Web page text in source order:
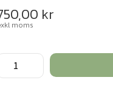
kr
moms